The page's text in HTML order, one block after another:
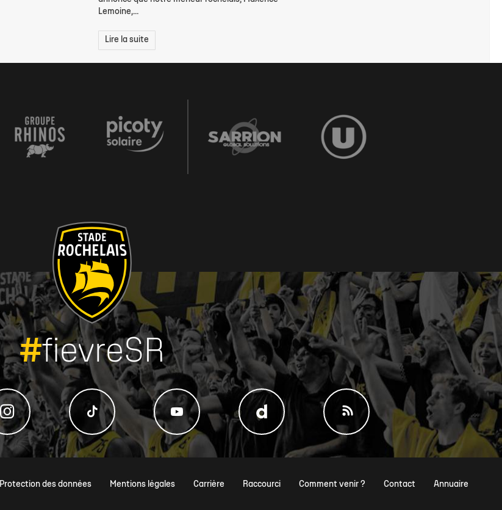
Lemoine,...
Lire la suite
#fievreSR
Annuaire
Contact
Comment venir ?
Raccourci
Carrière
Mentions légales
Protection des données